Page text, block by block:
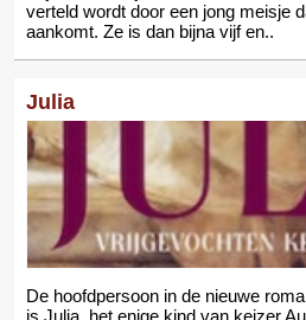
verteld wordt door een jong meisje
aankomt. Ze is dan bijna vijf en..
Julia
De hoofdpersoon in de nieuwe